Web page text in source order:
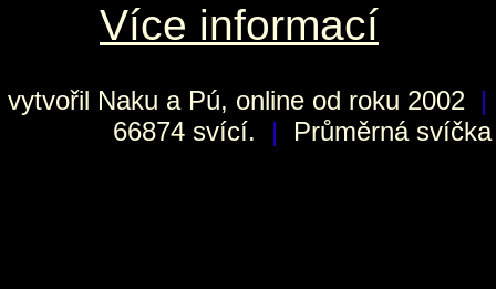
Více informací
vytvořil Naku a Pú, online od roku 2002 |
66874 svící.
| Průměrná